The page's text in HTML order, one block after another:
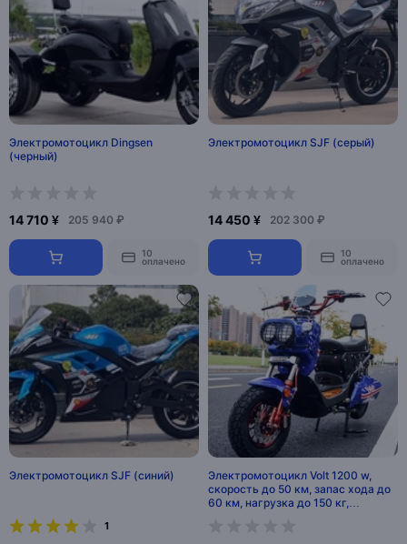
Электромотоцикл Dingsen
(черный)
14 710 ¥ 205 940 ₽
10
оплачено
Электромотоцикл SJF (серый)
14 450 ¥ 202 300 ₽
10
оплачено
Электромотоцикл SJF (синий)
1
Электромотоцикл Volt 1200 w,
скорость до 50 км, запас хода до
60 км, нагрузка до 150 кг,